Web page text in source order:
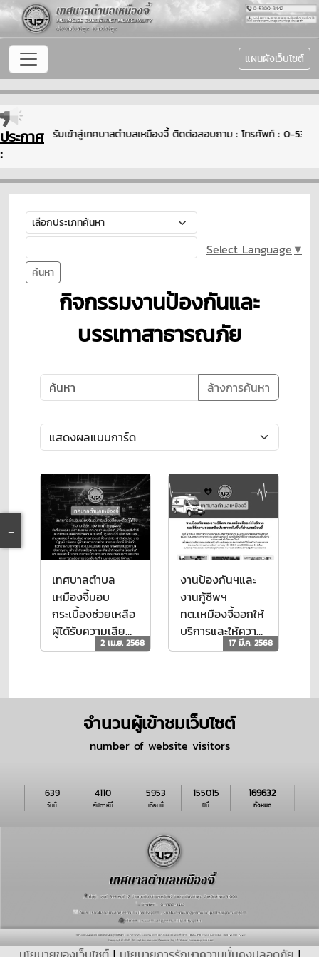
แผนผังเว็บไซต์
ประกาศ
:
ยินดีต้อนรับเข้าสู่เทศบาลตำบลเหมืองจี้ ติดต่อสอบถาม : โทรศัพท์ : 0-
ค้นหา
Select Language ▼
กิจกรรมงานป้องกันและ
บรรเทาสาธารณภัย
ล้างการค้นหา
เทศบาลตำบล
เหมืองจี้มอบ
กระเบื้องช่วยเหลือ
ผู้ได้รับความเสีย
หายจากพายุฤดู
เม.ย.68 เวลา
17.00
2 เม.ย. 2568
งานป้องกันฯและ
งานกู้ชีพฯ
ทต.เหมืองจี้ออกให้
บริการและให้ความ
ช่วยเหลือประชาชน
เหมืองจี้ วันที่ 17-
23 มี.ค. 68
17 มี.ค. 2568
จำนวนผู้เข้าชมเว็บไซต์
number of website visitors
วันนี้
639
สัปดาห์นี้
4110
เดือนนี้
5953
ปีนี้
155015
ทั้งหมด
169632